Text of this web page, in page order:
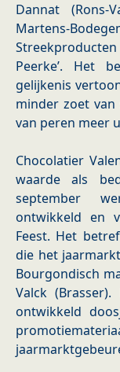
Dannat (Rons-
Martens-
Peerke’. Het
gelijkenis
minder zoet
van peren meer
Chocolatier
waarde als
september
ontwikkeld en
Feest. Het
die het
Bourgondisch
Valck
ontwikkeld